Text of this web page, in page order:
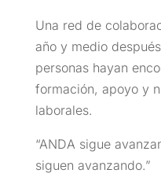
Una red de
año y medio
personas hayan
formación, apoyo y
laborales.
“ANDA sigue
siguen avanzando.”